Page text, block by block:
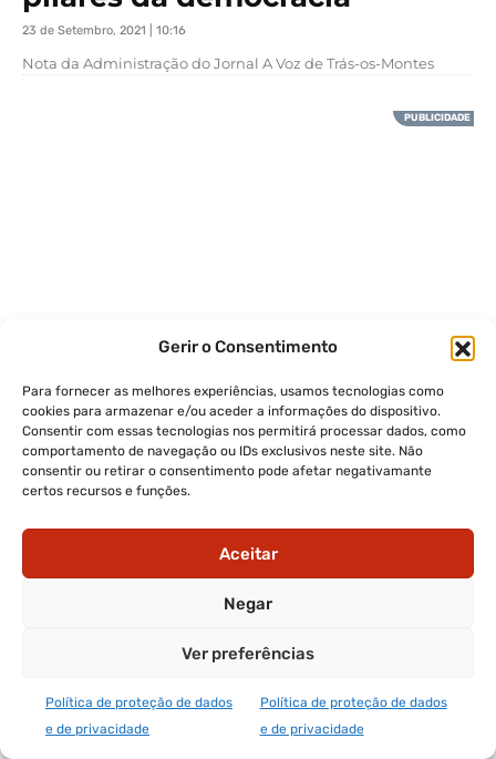
Gerir o Consentimento
Para fornecer as melhores experiências, usamos tecnologias como
cookies para armazenar e/ou aceder a informações do dispositivo.
Consentir com essas tecnologias nos permitirá processar dados, como
comportamento de navegação ou IDs exclusivos neste site. Não
consentir ou retirar o consentimento pode afetar negativamante
certos recursos e funções.
Aceitar
Negar
Ver preferências
Política de proteção de dados
e de privacidade
Política de proteção de dados
e de privacidade
23 de Setembro, 2021 | 10:16
Nota da Administração do Jornal A Voz de Trás-os-Montes